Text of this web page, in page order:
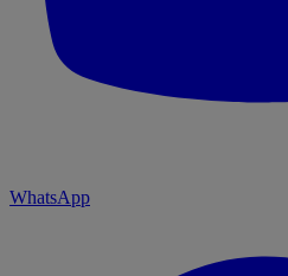
WhatsApp